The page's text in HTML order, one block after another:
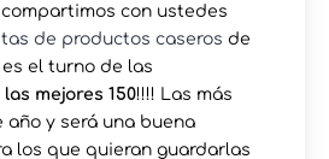
con ustedes
de productos caseros de
es el turno de las
las mejores 150!!!! Las más
y será una buena
los que quieran guardarlas